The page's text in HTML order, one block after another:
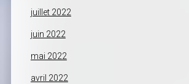
juillet 2022
juin 2022
mai 2022
avril 2022